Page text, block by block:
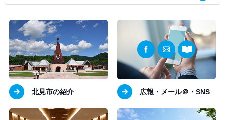
北見市の紹介 広報・メール＠・SNS